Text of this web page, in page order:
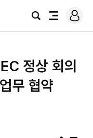
검
전
로
그
정상 회의
무 협약